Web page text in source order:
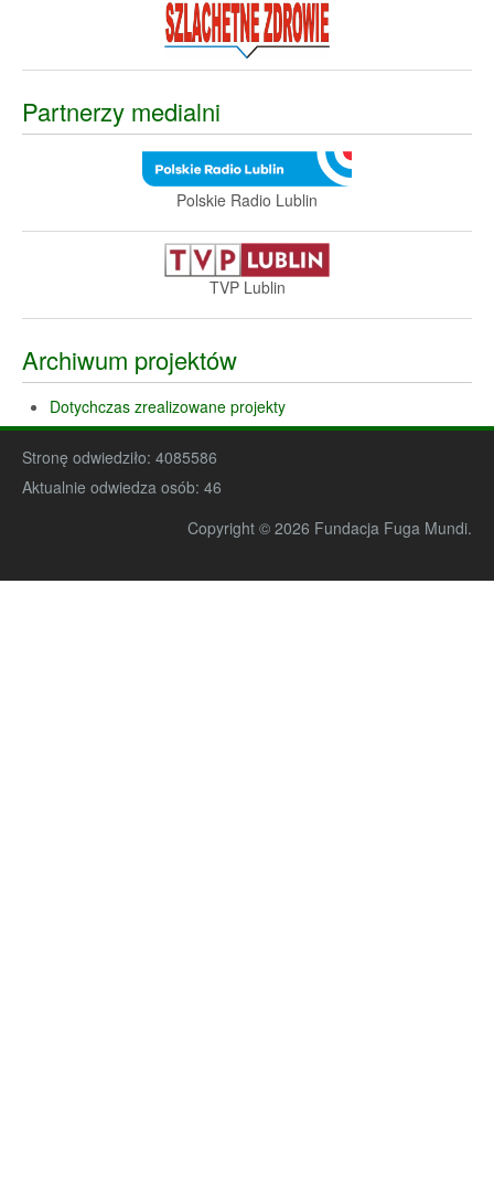
Partnerzy medialni
Polskie Radio Lublin
TVP Lublin
Archiwum projektów
Dotychczas zrealizowane projekty
Stronę odwiedziło: 4085586
Aktualnie odwiedza osób: 46
Copyright © 2026 Fundacja Fuga Mundi.